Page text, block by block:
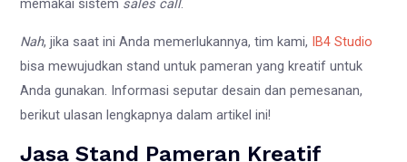
memakai sistem sales call.
Nah, jika saat ini Anda memerlukannya, tim kami, IB4 Studio
bisa mewujudkan stand untuk pameran yang kreatif untuk
Anda gunakan. Informasi seputar desain dan pemesanan,
berikut ulasan lengkapnya dalam artikel ini!
Jasa Stand Pameran Kreatif